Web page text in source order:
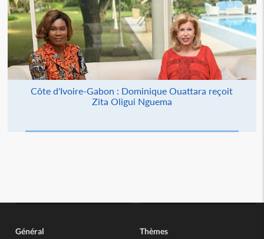
Côte d'Ivoire-Gabon : Dominique Ouattara reçoit
Zita Oligui Nguema
Général Thèmes